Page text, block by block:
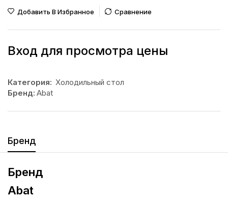
Добавить В Избранное Сравнение
Вход для просмотра цены
Категория: Холодильный стол
Бренд: Abat
Бренд
Бренд
Abat